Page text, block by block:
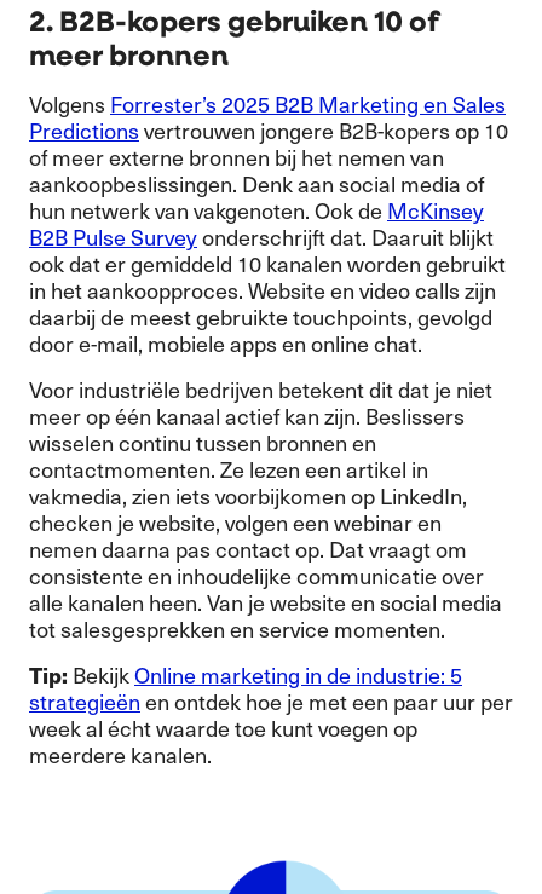
2. B2B-kopers gebruiken 10 of
meer bronnen
Volgens Forrester’s 2025 B2B Marketing en Sales
Predictions vertrouwen jongere B2B-kopers op 10
of meer externe bronnen bij het nemen van
aankoopbeslissingen. Denk aan social media of
hun netwerk van vakgenoten. Ook de McKinsey
B2B Pulse Surveyonderschrijft dat. Daaruit blijkt
ook dat er gemiddeld 10 kanalen worden gebruikt
in het aankoopproces. Website en video calls zijn
daarbij de meest gebruikte touchpoints, gevolgd
door e-mail, mobiele apps en online chat.
Voor industriële bedrijven betekent dit dat je niet
meer op één kanaal actief kan zijn. Beslissers
wisselen continu tussen bronnen en
contactmomenten. Ze lezen een artikel in
vakmedia, zien iets voorbijkomen op LinkedIn,
checken je website, volgen een webinar en
nemen daarna pas contact op. Dat vraagt om
consistente en inhoudelijke communicatie over
alle kanalen heen. Van je website en social media
tot salesgesprekken en service momenten.
Tip: BekijkOnline marketing in de industrie: 5
strategieën en ontdek hoe je met een paar uur per
week al écht waarde toe kunt voegen op
meerdere kanalen.